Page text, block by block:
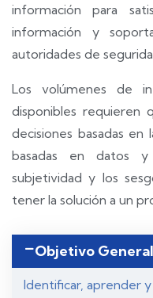
información para
información y
autoridades de
Los volúmenes de
disponibles requieren
decisiones basadas en
basadas en datos y
subjetividad y los
tener la solución a un
Objetivo General
Identificar, aprender